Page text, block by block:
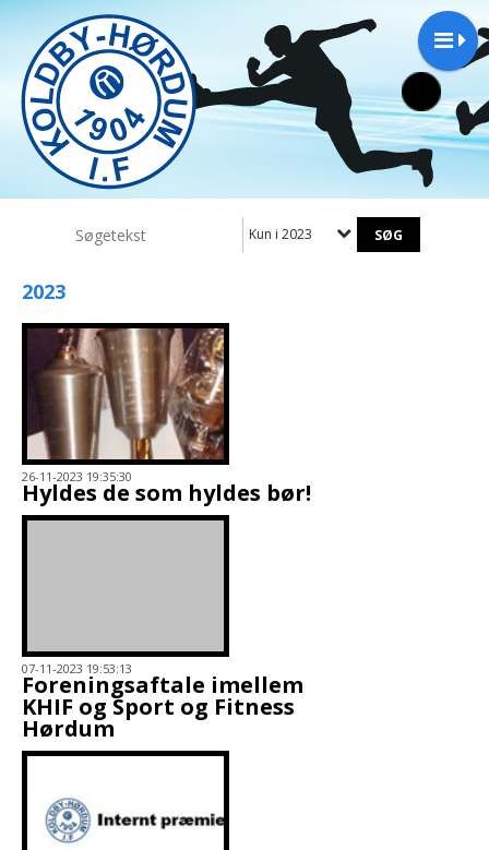
Kun i 2023
2023
26-11-2023 19:35:30
Hyldes de som hyldes bør!
07-11-2023 19:53:13
Foreningsaftale imellem
KHIF og Sport og Fitness
Hørdum